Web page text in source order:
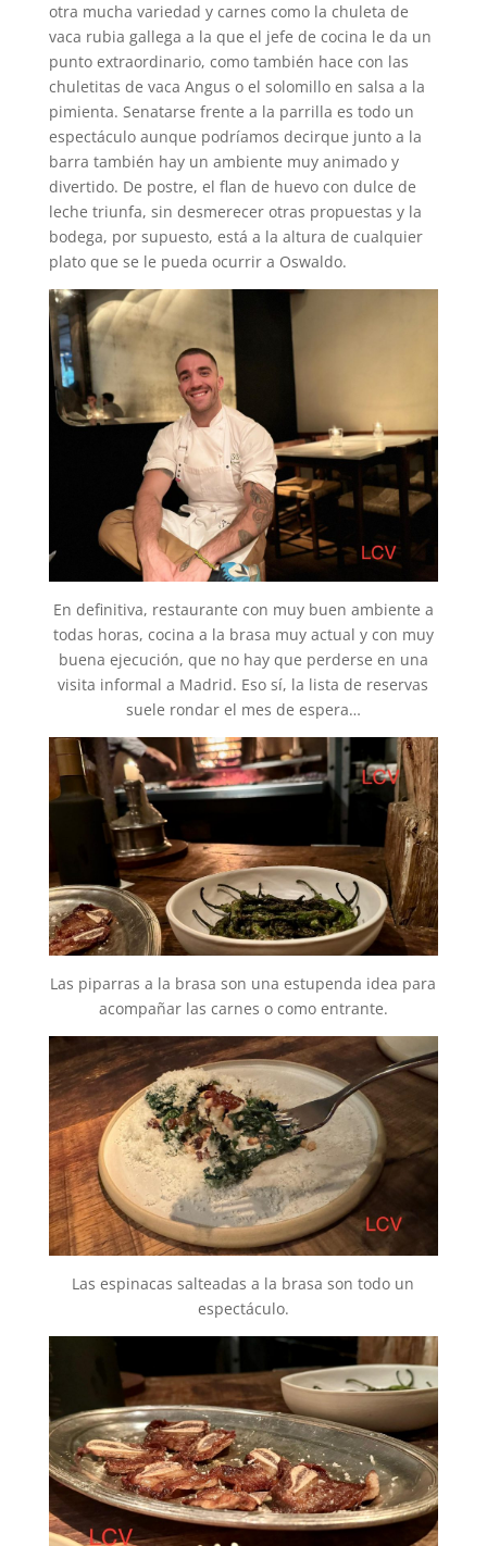
otra mucha variedad y carnes como la chuleta de
vaca rubia gallega a la que el jefe de cocina le da un
punto extraordinario, como también hace con las
chuletitas de vaca Angus o el solomillo en salsa a la
pimienta. Senatarse frente a la parrilla es todo un
espectáculo aunque podríamos decirque junto a la
barra también hay un ambiente muy animado y
divertido. De postre, el flan de huevo con dulce de
leche triunfa, sin desmerecer otras propuestas y la
bodega, por supuesto, está a la altura de cualquier
plato que se le pueda ocurrir a Oswaldo.
En definitiva, restaurante con muy buen ambiente a
todas horas, cocina a la brasa muy actual y con muy
buena ejecución, que no hay que perderse en una
visita informal a Madrid. Eso sí, la lista de reservas
suele rondar el mes de espera…
Las piparras a la brasa son una estupenda idea para
acompañar las carnes o como entrante.
Las espinacas salteadas a la brasa son todo un
espectáculo.